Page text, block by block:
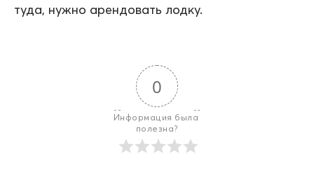
туда, нужно арендовать лодку.
0
Информация была
полезна?